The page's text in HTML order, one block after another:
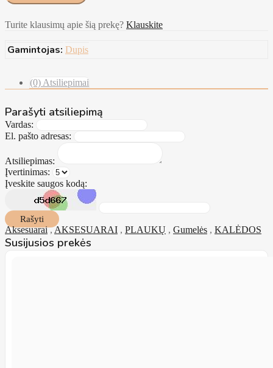
Turite klausimų apie šią prekę? Klauskite
Gamintojas: Dupis
(0) Atsiliepimai
Parašyti atsiliepimą
Vardas:
El. pašto adresas:
Atsiliepimas:
Įvertinimas:
Įveskite saugos kodą:
Rašyti
Aksesuarai,AKSESUARAI , PLAUKŲ , Gumelės , KALĖDOS
Susijusios prekės